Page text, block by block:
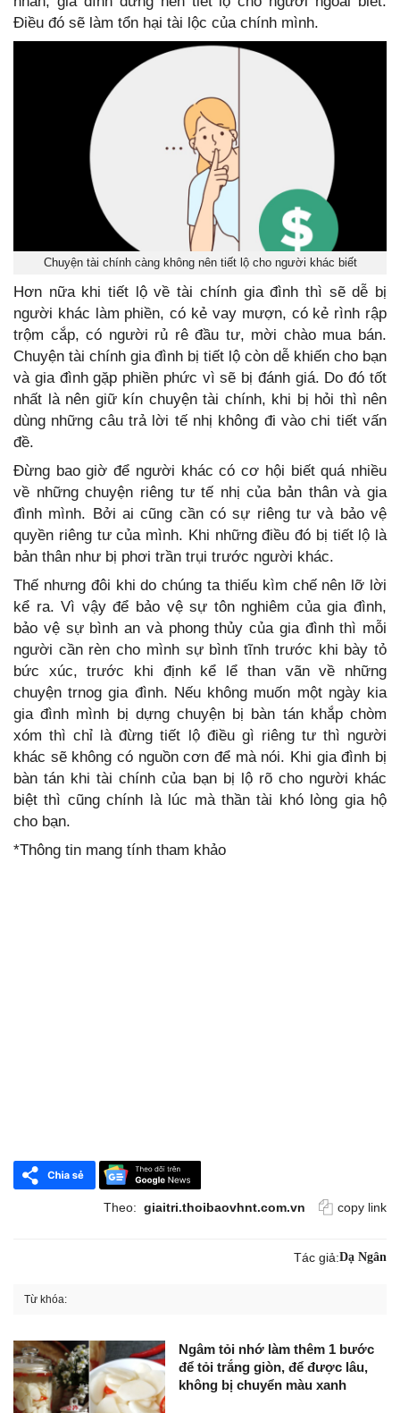
Điều đó sẽ làm tổn hại tài lộc của chính mình.
Chuyện tài chính càng không nên tiết lộ cho người khác biết
Hơn nữa khi tiết lộ về tài chính gia đình thì sẽ dễ bị
người khác làm phiền, có kẻ vay mượn, có kẻ rình rập
trộm cắp, có người rủ rê đầu tư, mời chào mua bán.
Chuyện tài chính gia đình bị tiết lộ còn dễ khiến cho bạn
và gia đình gặp phiền phức vì sẽ bị đánh giá. Do đó tốt
nhất là nên giữ kín chuyện tài chính, khi bị hỏi thì nên
dùng những câu trả lời tế nhị không đi vào chi tiết vấn
đề.
Đừng bao giờ để người khác có cơ hội biết quá nhiều
về những chuyện riêng tư tế nhị của bản thân và gia
đình mình. Bởi ai cũng cần có sự riêng tư và bảo vệ
quyền riêng tư của mình. Khi những điều đó bị tiết lộ là
bản thân như bị phơi trần trụi trước người khác.
Thế nhưng đôi khi do chúng ta thiếu kìm chế nên lỡ lời
kể ra. Vì vậy để bảo vệ sự tôn nghiêm của gia đình,
bảo vệ sự bình an và phong thủy của gia đình thì mỗi
người cần rèn cho mình sự bình tĩnh trước khi bày tỏ
bức xúc, trước khi định kể lể than vãn về những
chuyện trnog gia đình. Nếu không muốn một ngày kia
gia đình mình bị dựng chuyện bị bàn tán khắp chòm
xóm thì chỉ là đừng tiết lộ điều gì riêng tư thì người
khác sẽ không có nguồn cơn để mà nói. Khi gia đình bị
bàn tán khi tài chính của bạn bị lộ rõ cho người khác
biệt thì cũng chính là lúc mà thần tài khó lòng gia hộ
cho bạn.
*Thông tin mang tính tham khảo
Theo: giaitri.thoibaovhnt.com.vn copy link
Tác giả:Dạ Ngân
Từ khóa:
Ngâm tỏi nhớ làm thêm 1 bước
để tỏi trắng giòn, để được lâu,
không bị chuyển màu xanh